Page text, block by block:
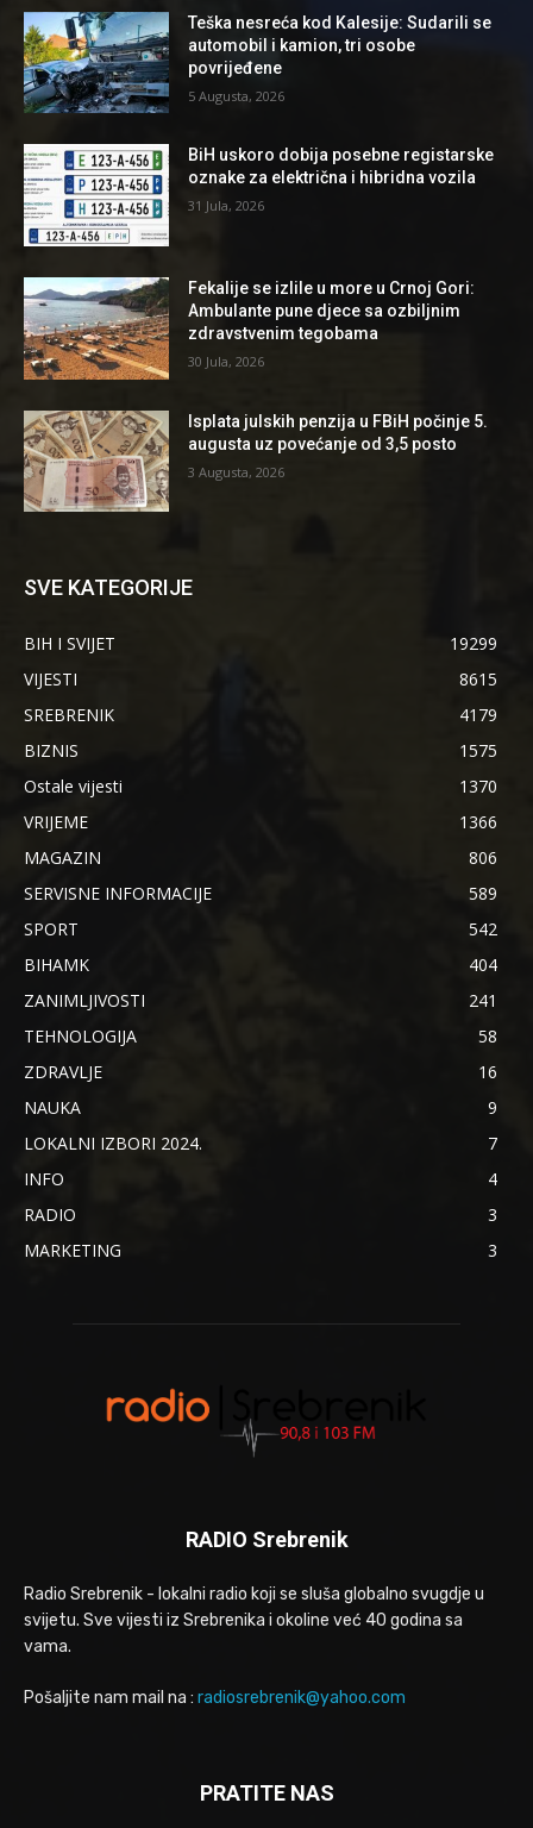
Teška nesreća kod Kalesije: Sudarili se
automobil i kamion, tri osobe
povrijeđene
5 Augusta, 2026
BiH uskoro dobija posebne registarske
oznake za električna i hibridna vozila
31 Jula, 2026
Fekalije se izlile u more u Crnoj Gori:
Ambulante pune djece sa ozbiljnim
zdravstvenim tegobama
30 Jula, 2026
Isplata julskih penzija u FBiH počinje 5.
augusta uz povećanje od 3,5 posto
3 Augusta, 2026
SVE KATEGORIJE
BIH I SVIJET
19299
VIJESTI
8615
SREBRENIK
4179
BIZNIS
1575
Ostale vijesti
1370
VRIJEME
1366
MAGAZIN
806
SERVISNE INFORMACIJE
589
SPORT
542
BIHAMK
404
ZANIMLJIVOSTI
241
TEHNOLOGIJA
58
ZDRAVLJE
16
NAUKA
9
LOKALNI IZBORI 2024.
7
INFO
4
RADIO
3
MARKETING
3
RADIO Srebrenik
Radio Srebrenik - lokalni radio koji se sluša globalno svugdje u
svijetu. Sve vijesti iz Srebrenika i okoline već 40 godina sa
vama.
Pošaljite nam mail na : radiosrebrenik@yahoo.com
PRATITE NAS